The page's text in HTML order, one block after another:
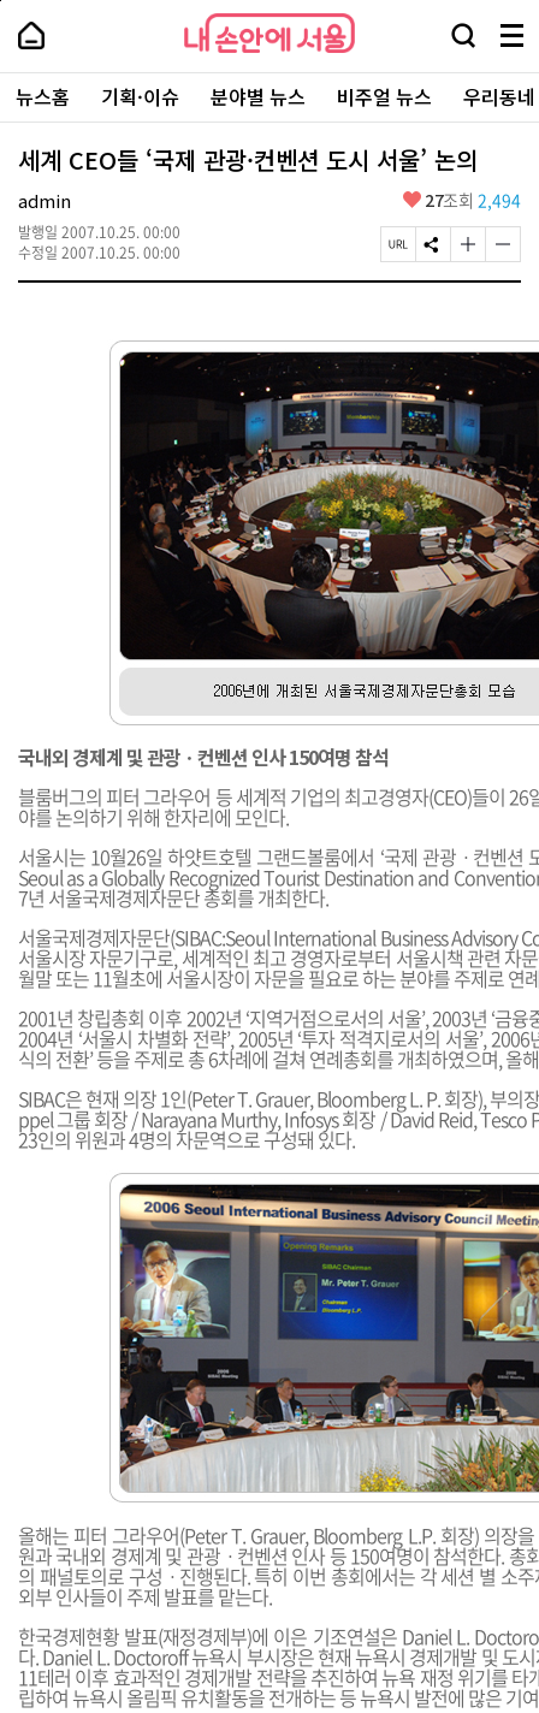
본
로
가
내
손
안
에
서
울
-
서
울
시
대
표
소
내
손
에
울
검
창
열
기
메
뉴
전
체
보
주
요
서
뉴스홈 기획·이슈 분야별 뉴스 비주얼 뉴스 우리동
세계 CEO들 ‘국제 관광·컨벤션 도시 서울’ 논의
admin
발행일 2007.10.25. 00:00
수정일 2007.10.25. 00:00
좋
요
27조회 2,494
페
이
R
L
복
사
S
N
유
하
기
글
자
크
게
경
하
기
글
자
작
게
변
국내외 경제계 및 관광ㆍ컨벤션 인사 150여명 참석
블룸버그의 피터 그라우어 등 세계적 기업의 최고경영자(CEO)들이 26
야를 논의하기 위해 한자리에 모인다.
서울시는 10월26일 하얏트호텔 그랜드볼룸에서 ‘국제 관광ㆍ컨벤션
Seoul as a Globally Recognized Tourist Destination and
7년 서울국제경제자문단 총회를 개최한다.
서울국제경제자문단(SIBAC:Seoul International Business Advisory
서울시장 자문기구로, 세계적인 최고 경영자로부터 서울시책 관련 자
월말 또는 11월초에 서울시장이 자문을 필요로 하는 분야를 주제로 연
2001년 창립총회 이후 2002년 ‘지역거점으로서의 서울’, 2003년 ‘금융
2004년 ‘서울시 차별화 전략’, 2005년 ‘투자 적격지로서의 서울’,
식의 전환’ 등을 주제로 총 6차례에 걸쳐 연례총회를 개최하였으며, 올
SIBAC은 현재 의장 1인(Peter T. Grauer, Bloomberg L. P. 회장), 부의
ppel 그룹 회장 / Narayana Murthy, Infosys 회장 / David Reid, Tesco
23인의 위원과 4명의 자문역으로 구성돼 있다.
올해는 피터 그라우어(Peter T. Grauer, Bloomberg L.P. 회장) 의장
원과 국내외 경제계 및 관광ㆍ컨벤션 인사 등 150여명이 참석한다. 총
의 패널토의로 구성ㆍ진행된다. 특히 이번 총회에서는 각 세션 별 소
외부 인사들이 주제 발표를 맡는다.
한국경제현황 발표(재정경제부)에 이은 기조연설은 Daniel L.
다. Daniel L. Doctoroff 뉴욕시 부시장은 현재 뉴욕시 경제개발 및 도
11테러 이후 효과적인 경제개발 전략을 추진하여 뉴욕 재정 위기를 타
립하여 뉴욕시 올림픽 유치활동을 전개하는 등 뉴욕시 발전에 많은 기
페
상
단
로